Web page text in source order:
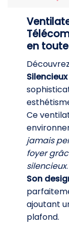
en
Ce
jamais
foyer
silencieux.
Son
ajoutant
plafond.